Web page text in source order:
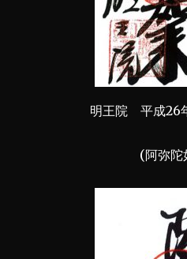
明王院 平成26
(阿弥陀